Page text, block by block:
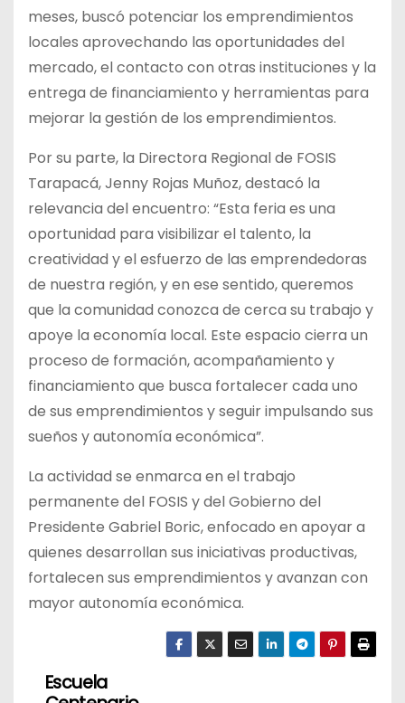
meses, buscó potenciar los emprendimientos
locales aprovechando las oportunidades del
mercado, el contacto con otras instituciones y la
entrega de financiamiento y herramientas para
mejorar la gestión de los emprendimientos.
Por su parte, la Directora Regional de FOSIS
Tarapacá, Jenny Rojas Muñoz, destacó la
relevancia del encuentro: “Esta feria es una
oportunidad para visibilizar el talento, la
creatividad y el esfuerzo de las emprendedoras
de nuestra región, y en ese sentido, queremos
que la comunidad conozca de cerca su trabajo y
apoye la economía local. Este espacio cierra un
proceso de formación, acompañamiento y
financiamiento que busca fortalecer cada uno
de sus emprendimientos y seguir impulsando sus
sueños y autonomía económica”.
La actividad se enmarca en el trabajo
permanente del FOSIS y del Gobierno del
Presidente Gabriel Boric, enfocado en apoyar a
quienes desarrollan sus iniciativas productivas,
fortalecen sus emprendimientos y avanzan con
mayor autonomía económica.
NEscuela